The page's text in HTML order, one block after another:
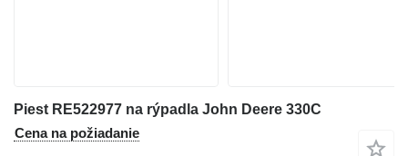
Piest RE522977 na rýpadla John Deere 330C
Cena na požiadanie